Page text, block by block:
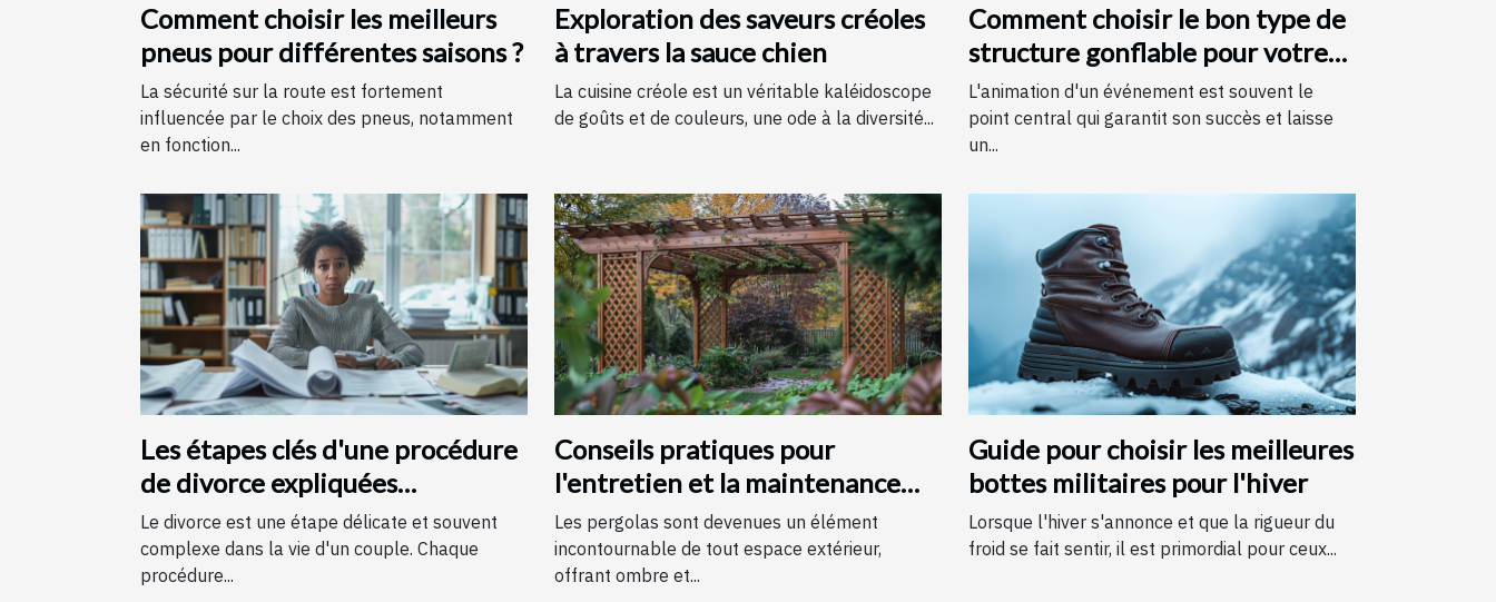
Comment choisir les meilleurs
pneus pour différentes saisons ?
La sécurité sur la route est fortement
influencée par le choix des pneus, notamment
en fonction...
Exploration des saveurs créoles
à travers la sauce chien
La cuisine créole est un véritable kaléidoscope
de goûts et de couleurs, une ode à la diversité...
Comment choisir le bon type de
structure gonflable pour votre
événement
L'animation d'un événement est souvent le
point central qui garantit son succès et laisse
un...
Les étapes clés d'une procédure
de divorce expliquées
simplement
Le divorce est une étape délicate et souvent
complexe dans la vie d'un couple. Chaque
procédure...
Conseils pratiques pour
l'entretien et la maintenance
des pergolas
Les pergolas sont devenues un élément
incontournable de tout espace extérieur,
offrant ombre et...
Guide pour choisir les meilleures
bottes militaires pour l'hiver
Lorsque l'hiver s'annonce et que la rigueur du
froid se fait sentir, il est primordial pour ceux...